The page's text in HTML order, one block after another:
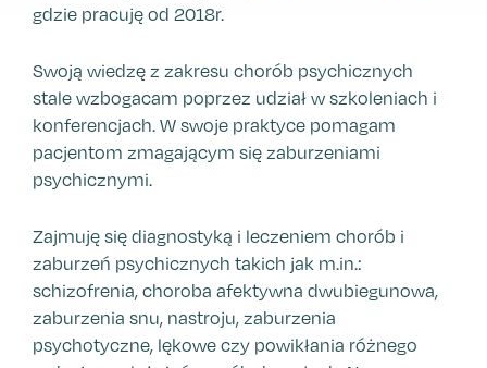
gdzie pracuję od 2018r.
Swoją wiedzę z zakresu chorób psychicznych
stale wzbogacam poprzez udział w szkoleniach i
konferencjach. W swoje praktyce pomagam
pacjentom zmagającym się zaburzeniami
psychicznymi.
Zajmuję się diagnostyką i leczeniem chorób i
zaburzeń psychicznych takich jak m.in.:
schizofrenia, choroba afektywna dwubiegunowa,
zaburzenia snu, nastroju, zaburzenia
psychotyczne, lękowe czy powikłania różnego